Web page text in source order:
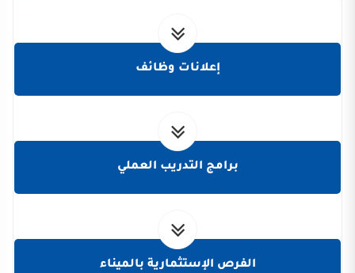
إعلانات وظائف
برامج التدريب العملي
الفرص الإستثمارية بالميناء